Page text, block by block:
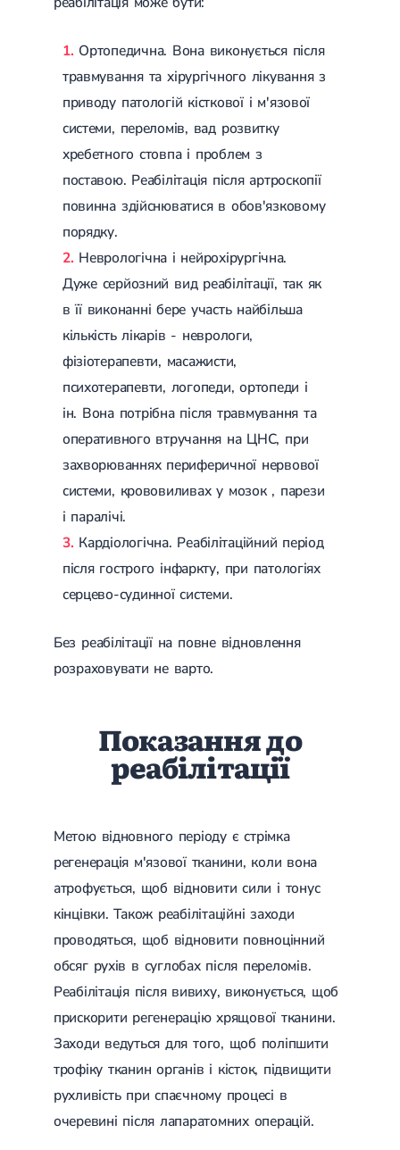
Школа діабету
Дифузний токсичний зоб (Базедова хвороба)
Вузловий зоб
Дифузний зоб
Підгострий тиреоїдит
Аутоиммунный тиреоидит
Гіпертиреоз
Гіпотиреоз
Гіпоталамічний синдром
Гірсутизм
Кіста щитовидної залози
Метаболічний синдром
Ожиріння
Наднирковозалозна недостатність (хвороба Аддісона)
Фізіотерапія
Ультразвукова терапія
Ударно-хвильова терапія
Магнітотерапія
Реабілітація після перелому
Реабілітація після вивиху
Реабілітація після артроскопії
Дерматологія
Масаж
Ортопедична. Вона виконується після
травмування та хірургічного лікування з
приводу патологій кісткової і м'язової
системи, переломів, вад розвитку
хребетного стовпа і проблем з
поставою. Реабілітація після артроскопії
повинна здійснюватися в обов'язковому
порядку.
Неврологічна і нейрохірургічна.
Дуже серйозний вид реабілітації, так як
в її виконанні бере участь найбільша
кількість лікарів - неврологи,
фізіотерапевти, масажисти,
психотерапевти, логопеди, ортопеди і
ін. Вона потрібна після травмування та
оперативного втручання на ЦНС, при
захворюваннях периферичної нервової
системи, крововиливах у мозок , парези
і паралічі.
Кардіологічна. Реабілітаційний період
після гострого інфаркту, при патологіях
серцево-судинної системи.
Без реабілітації на повне відновлення
розраховувати не варто.
Показання до
реабілітації
Метою відновного періоду є стрімка
регенерація м'язової тканини, коли вона
атрофується, щоб відновити сили і тонус
кінцівки. Також реабілітаційні заходи
проводяться, щоб відновити повноцінний
обсяг рухів в суглобах після переломів.
Реабілітація після вивиху, виконується, щоб
прискорити регенерацію хрящової тканини.
Заходи ведуться для того, щоб поліпшити
трофіку тканин органів і кісток, підвищити
рухливість при спаєчному процесі в
очеревині після лапаратомних операцій.